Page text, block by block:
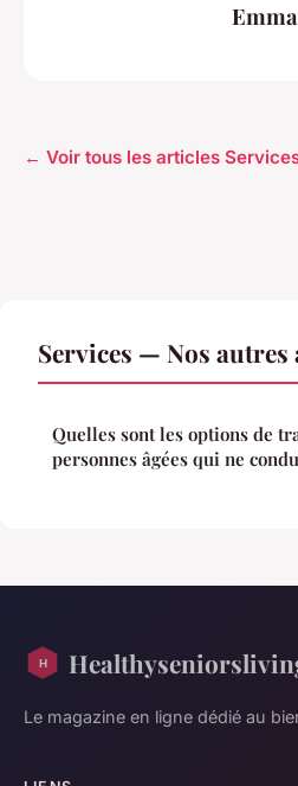
Emma
← Voir tous les articles
Services — Nos autres
Quelles sont les options de
personnes âgées qui ne
Le magazine en ligne dédié au